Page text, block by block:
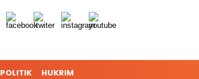
POLITIK HUKRIM